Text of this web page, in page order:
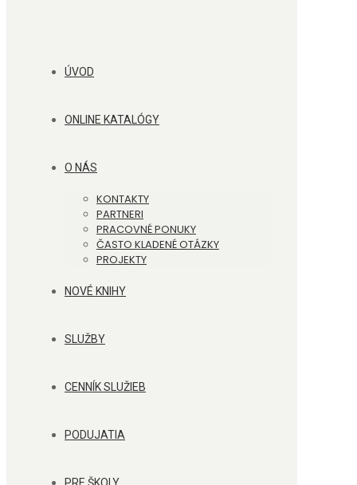
ÚVOD
ONLINE KATALÓGY
O NÁS
KONTAKTY
PARTNERI
PRACOVNÉ PONUKY
ČASTO KLADENÉ OTÁZKY
PROJEKTY
NOVÉ KNIHY
SLUŽBY
CENNÍK SLUŽIEB
PODUJATIA